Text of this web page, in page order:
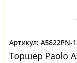
A5822PN-
Торшер Paolo